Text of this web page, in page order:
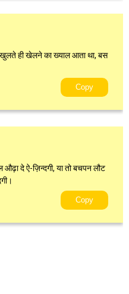
ही खेलने का ख्याल आता था, बस
Copy
दे ऐ-ज़िन्दगी, या तो बचपन लौट
Copy